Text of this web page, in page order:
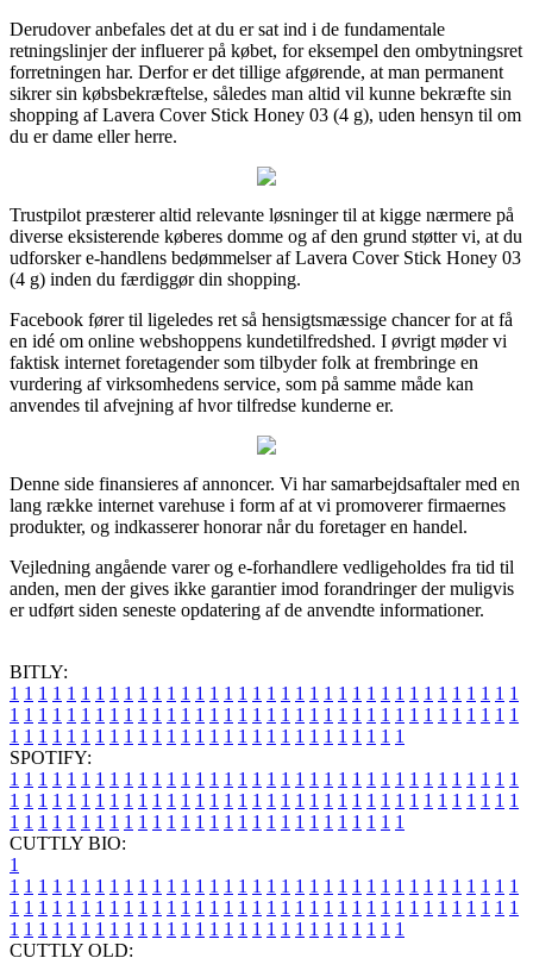
Derudover anbefales det at du er sat ind i de fundamentale
retningslinjer der influerer på købet, for eksempel den ombytningsret
forretningen har. Derfor er det tillige afgørende, at man permanent
sikrer sin købsbekræftelse, således man altid vil kunne bekræfte sin
shopping af Lavera Cover Stick Honey 03 (4 g), uden hensyn til om
du er dame eller herre.
Trustpilot præsterer altid relevante løsninger til at kigge nærmere på
diverse eksisterende køberes domme og af den grund støtter vi, at du
udforsker e-handlens bedømmelser af Lavera Cover Stick Honey 03
(4 g) inden du færdiggør din shopping.
Facebook fører til ligeledes ret så hensigtsmæssige chancer for at få
en idé om online webshoppens kundetilfredshed. I øvrigt møder vi
faktisk internet foretagender som tilbyder folk at frembringe en
vurdering af virksomhedens service, som på samme måde kan
anvendes til afvejning af hvor tilfredse kunderne er.
Denne side finansieres af annoncer. Vi har samarbejdsaftaler med en
lang række internet varehuse i form af at vi promoverer firmaernes
produkter, og indkasserer honorar når du foretager en handel.
Vejledning angående varer og e-forhandlere vedligeholdes fra tid til
anden, men der gives ikke garantier imod forandringer der muligvis
er udført siden seneste opdatering af de anvendte informationer.
BITLY:
1 1 1 1 1 1 1 1 1 1 1 1 1 1 1 1 1 1 1 1 1 1 1 1 1 1 1 1 1 1 1 1 1 1 1 1
1 1 1 1 1 1 1 1 1 1 1 1 1 1 1 1 1 1 1 1 1 1 1 1 1 1 1 1 1 1 1 1 1 1 1 1
1 1 1 1 1 1 1 1 1 1 1 1 1 1 1 1 1 1 1 1 1 1 1 1 1 1 1 1
SPOTIFY:
1 1 1 1 1 1 1 1 1 1 1 1 1 1 1 1 1 1 1 1 1 1 1 1 1 1 1 1 1 1 1 1 1 1 1 1
1 1 1 1 1 1 1 1 1 1 1 1 1 1 1 1 1 1 1 1 1 1 1 1 1 1 1 1 1 1 1 1 1 1 1 1
1 1 1 1 1 1 1 1 1 1 1 1 1 1 1 1 1 1 1 1 1 1 1 1 1 1 1 1
CUTTLY BIO:
1
1 1 1 1 1 1 1 1 1 1 1 1 1 1 1 1 1 1 1 1 1 1 1 1 1 1 1 1 1 1 1 1 1 1 1 1
1 1 1 1 1 1 1 1 1 1 1 1 1 1 1 1 1 1 1 1 1 1 1 1 1 1 1 1 1 1 1 1 1 1 1 1
1 1 1 1 1 1 1 1 1 1 1 1 1 1 1 1 1 1 1 1 1 1 1 1 1 1 1 1
CUTTLY OLD: